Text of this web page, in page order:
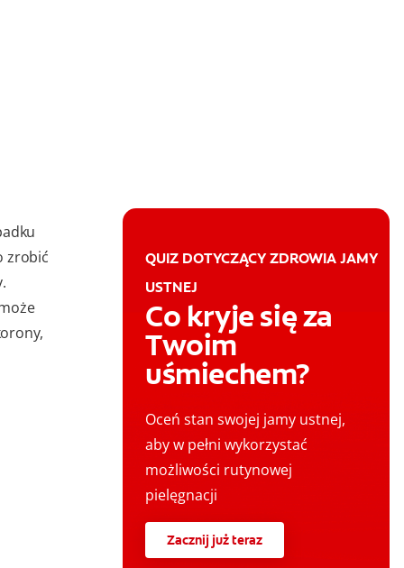
zrobić
QUIZ DOTYCZĄCY ZDROWIA JAMY
USTNEJ
Co kryje się za
Twoim
uśmiechem?
Oceń stan swojej jamy ustnej,
aby w pełni wykorzystać
możliwości rutynowej
pielęgnacji
Zacznij już teraz